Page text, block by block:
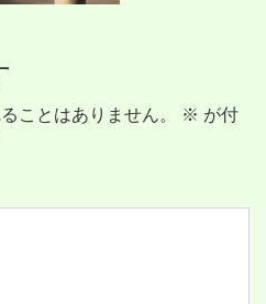
ことはありません。 ※ が付